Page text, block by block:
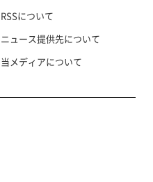
RSSについて
ニュース提供先について
当メディアについて